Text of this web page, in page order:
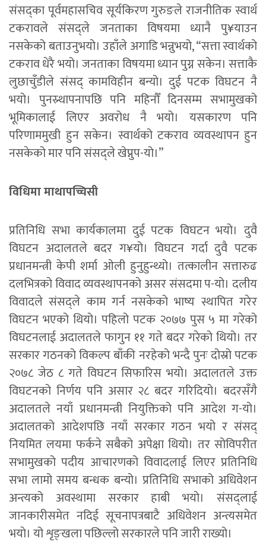
संसद्का पूर्वमहासचिव सूर्यकिरण गुरुङले राजनीतिक स्वार्थ
टकरावले संसद्ले जनताका विषयमा ध्यानै पु¥याउन
नसकेको बताउनुभयो। उहाँले अगाडि भन्नुभयो, “सत्ता स्वार्थको
टकराव धेरै भयो। जनताका विषयमा ध्यान पुग्न सकेन। सत्ताकै
लुछाचुँडीले संसद् कामविहीन बन्यो। दुई पटक विघटन नै
भयो। पुनस्र्थापनापछि पनि महिनौँ दिनसम्म सभामुखको
भूमिकालाई लिएर अवरोध नै भयो। यसकारण पनि
परिणाममुखी हुन सकेन। स्वार्थको टकराव व्यवस्थापन हुन
नसकेको मार पनि संसद्ले खेप्नुप-यो।”
विधिमा माथापच्चिसी
प्रतिनिधि सभा कार्यकालमा दुई पटक विघटन भयो। दुवै
विघटन अदालतले बदर ग¥यो। विघटन गर्दा दुवै पटक
प्रधानमन्त्री केपी शर्मा ओली हुनुहुन्थ्यो। तत्कालीन सत्तारुढ
दलभित्रको विवाद व्यवस्थापनको असर संसदमा प-यो। दलीय
विवादले संसद्ले काम गर्न नसकेको भाष्य स्थापित गरेर
विघटन भएको थियो। पहिलो पटक २०७७ पुस ५ मा गरेको
विघटनलाई अदालतले फागुन ११ गते बदर गरेको थियो। तर
सरकार गठनको विकल्प बाँकी नरहेको भन्दै पुनः दोस्रो पटक
२०७८ जेठ ८ गते विघटन सिफारिस भयो। अदालतले उक्त
विघटनको निर्णय पनि असार २८ बदर गरिदियो। बदरसँगै
अदालतले नयाँ प्रधानमन्त्री नियुक्तिको पनि आदेश ग-यो।
अदालतको आदेशपछि नयाँ सरकार गठन भयो र संसद्
नियमित लयमा फर्कने सबैको अपेक्षा थियो। तर सोविपरीत
सभामुखको पदीय आचारणको विवादलाई लिएर प्रतिनिधि
सभा लामो समय बन्धक बन्यो। प्रतिनिधि सभाको अधिवेशन
अन्त्यको अवस्थामा सरकार हाबी भयो। संसद्लाई
जानकारीसमेत नदिई सूचनापत्रबाटै अधिवेशन अन्त्यसमेत
भयाे। यो शृङ्खला पछिल्लो सरकारले पनि जारी राख्यो।